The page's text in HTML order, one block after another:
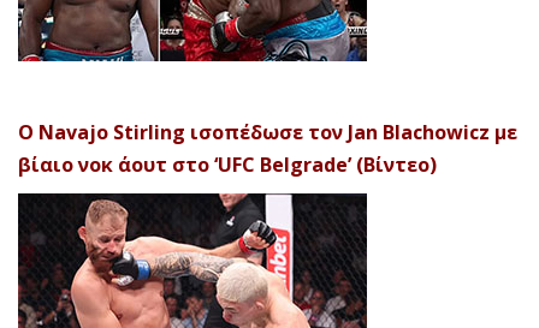
Ο Navajo Stirling ισοπέδωσε τον Jan Blachowicz με
βίαιο νοκ άουτ στο ‘UFC Belgrade’ (Βίντεο)